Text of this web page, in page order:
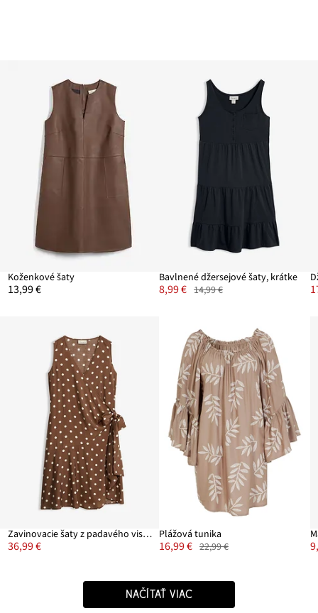
Koženkové šaty
13,99 €
Bavlnené džersejové šaty, krátke
8,99 € 14,99 €
Zavinovacie šaty z padavého viskózového mixu
36,99 €
Plážová tunika
16,99 € 22,99 €
NAČÍTAŤ VIAC